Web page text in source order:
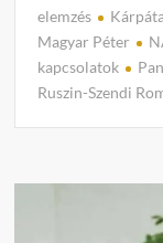
elemzés
Magyar Péter
kapcsolatok
Ruszin-Szendi